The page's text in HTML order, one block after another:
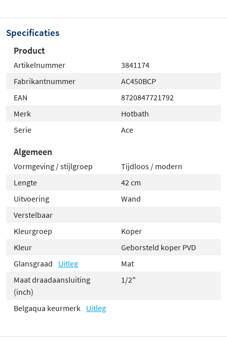
Specificaties
Product
Artikelnummer
3841174
Fabrikantnummer
AC450BCP
EAN
8720847721792
Merk
Hotbath
Serie
Ace
Algemeen
Vormgeving / stijlgroep
Tijdloos / modern
Lengte
42 cm
Uitvoering
Wand
Verstelbaar
Kleurgroep
Koper
Kleur
Geborsteld koper PVD
Glansgraad
Uitleg
Mat
Maat draadaansluiting
(inch)
1/2"
Belgaqua keurmerk Uitleg